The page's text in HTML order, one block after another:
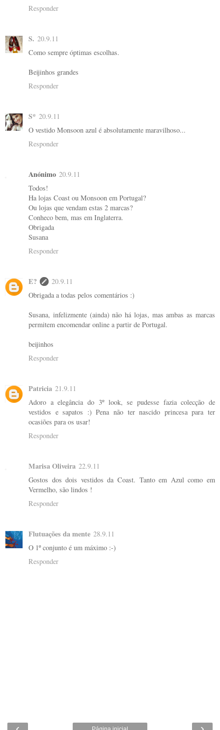
Responder
S. 20.9.11
Como sempre óptimas escolhas.
Beijinhos grandes
Responder
S* 20.9.11
O vestido Monsoon azul é absolutamente maravilhoso...
Responder
Anónimo 20.9.11
Todos!
Ha lojas Coast ou Monsoon em Portugal?
Ou lojas que vendam estas 2 marcas?
Conheco bem, mas em Inglaterra.
Obrigada
Susana
Responder
E?
20.9.11
Obrigada a todas pelos comentários :)
Susana, infelizmente (ainda) não há lojas, mas ambas as marcas
permitem encomendar online a partir de Portugal.
beijinhos
Responder
Patricia 21.9.11
Adoro a elegância do 3º look, se pudesse fazia colecção de
vestidos e sapatos :) Pena não ter nascido princesa para ter
ocasiões para os usar!
Responder
Marisa Oliveira 22.9.11
Gostos dos dois vestidos da Coast. Tanto em Azul como em
Vermelho, são lindos !
Responder
Flutuações da mente 28.9.11
O 1º conjunto é um máximo :-)
Responder